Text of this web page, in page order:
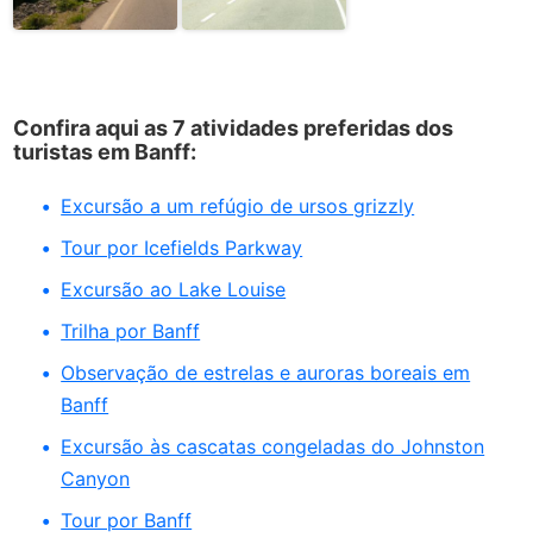
Confira aqui as 7 atividades preferidas dos
turistas em Banff:
Excursão a um refúgio de ursos grizzly
Tour por Icefields Parkway
Excursão ao Lake Louise
Trilha por Banff
Observação de estrelas e auroras boreais em
Banff
Excursão às cascatas congeladas do Johnston
Canyon
Tour por Banff